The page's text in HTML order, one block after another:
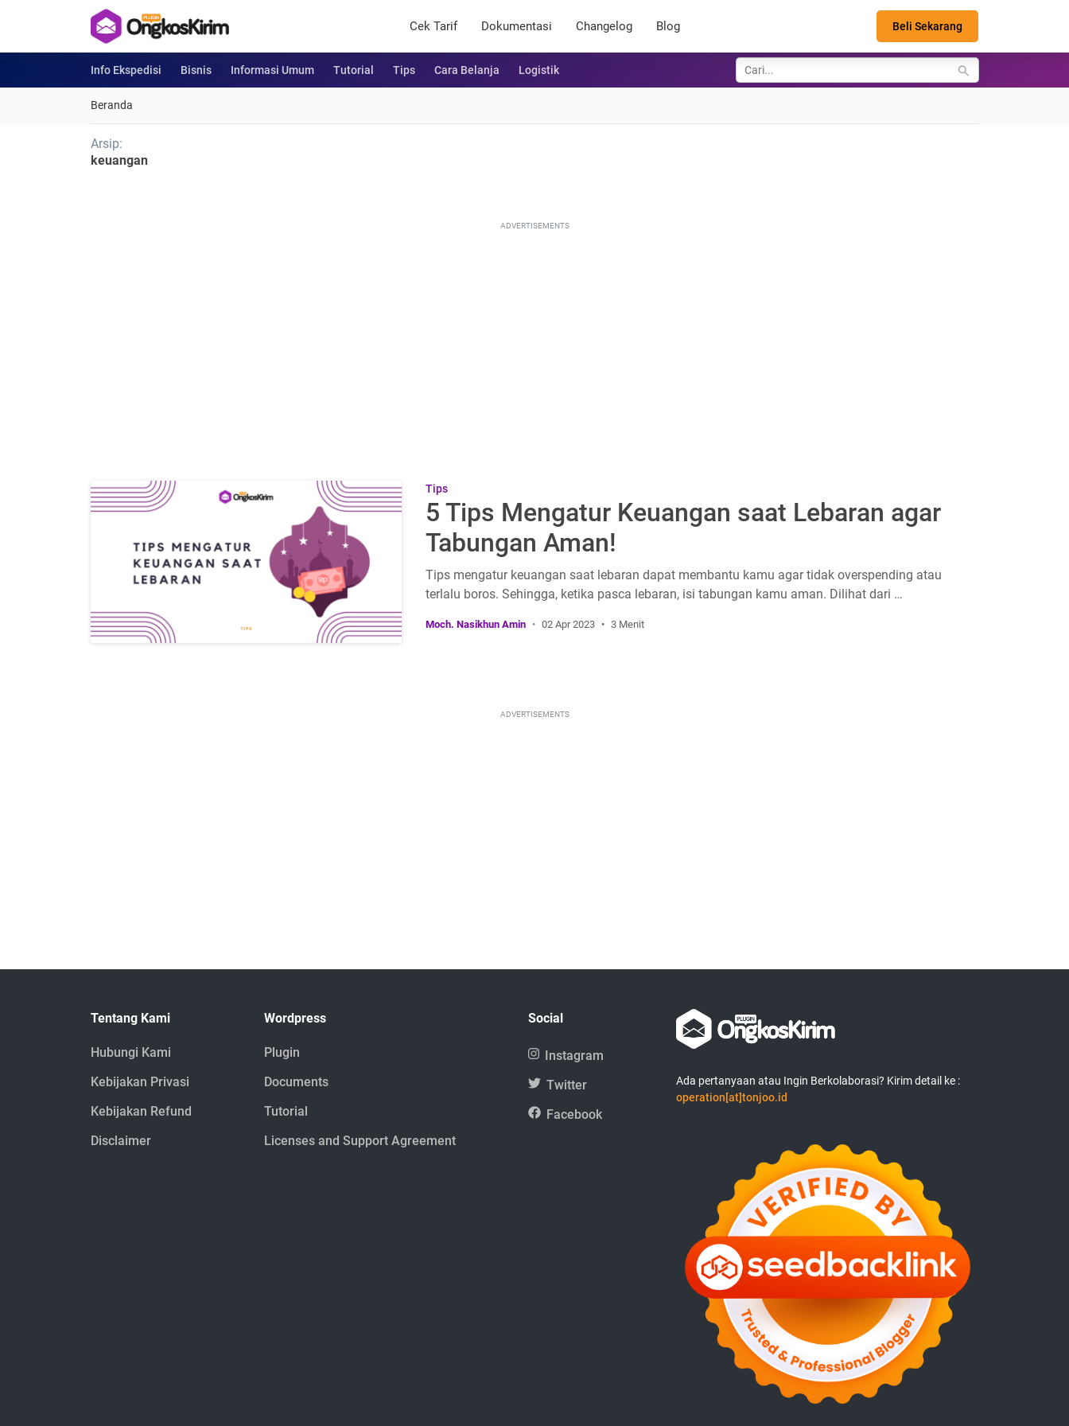
Cek Tarif Dokumentasi Changelog Blog Beli Sekarang
Info Ekspedisi Bisnis Informasi Umum Tutorial Tips Cara Belanja Logistik
Beranda
Arsip:
keuangan
ADVERTISEMENTS
Tips
5 Tips Mengatur Keuangan saat Lebaran agar
Tabungan Aman!
Tips mengatur keuangan saat lebaran dapat membantu kamu agar tidak overspending atau
terlalu boros. Sehingga, ketika pasca lebaran, isi tabungan kamu aman. Dilihat dari …
Moch. Nasikhun Amin 02 Apr 2023 3 Menit
ADVERTISEMENTS
Tentang Kami
Hubungi Kami
Kebijakan Privasi
Kebijakan Refund
Disclaimer
Wordpress
Plugin
Documents
Tutorial
Licenses and Support Agreement
Social
Instagram
Twitter
Facebook
Ada pertanyaan atau Ingin Berkolaborasi? Kirim detail ke :
operation[at]tonjoo.id